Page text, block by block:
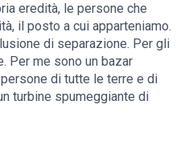
eredità, le persone che
il posto a cui apparteniamo.
di separazione. Per gli
Per me sono un bazar
di tutte le terre e di
turbine spumeggiante di